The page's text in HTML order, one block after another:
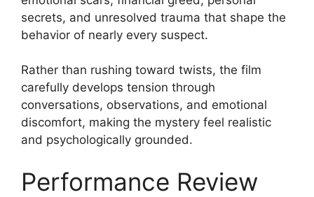
secrets, and unresolved trauma that shape the
behavior of nearly every suspect.
Rather than rushing toward twists, the film
carefully develops tension through
conversations, observations, and emotional
discomfort, making the mystery feel realistic
and psychologically grounded.
Performance Review